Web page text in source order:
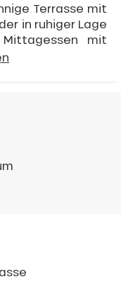
Terrasse mit
in ruhiger Lage
mit